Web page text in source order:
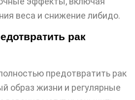
веса и снижение либидо.
рак
предотвратить рак
образ жизни и регулярные